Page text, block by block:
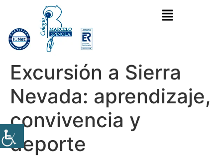
Excursión a Sierra
Nevada: aprendizaje,
convivencia y
deporte